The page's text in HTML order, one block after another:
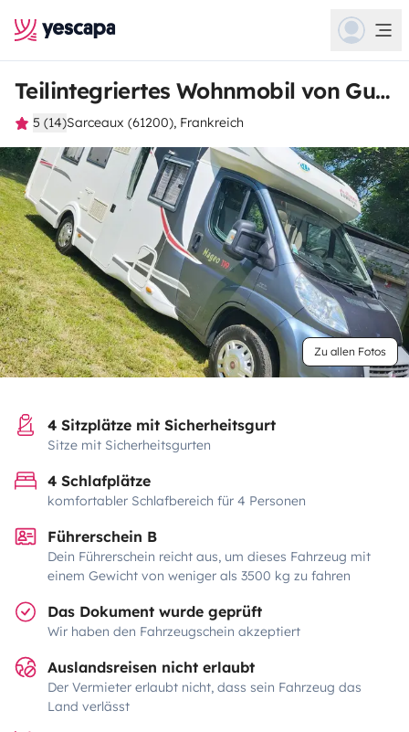
Teilintegriertes Wohnmobil von Guillaume
5 (14)Sarceaux (61200), Frankreich
Zu allen Fotos
4 Sitzplätze mit Sicherheitsgurt
Sitze mit Sicherheitsgurten
4 Schlafplätze
komfortabler Schlafbereich für 4 Personen
Führerschein B
Dein Führerschein reicht aus, um dieses Fahrzeug mit
einem Gewicht von weniger als 3500 kg zu fahren
Das Dokument wurde geprüft
Wir haben den Fahrzeugschein akzeptiert
Auslandsreisen nicht erlaubt
Der Vermieter erlaubt nicht, dass sein Fahrzeug das
Land verlässt